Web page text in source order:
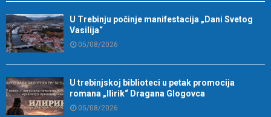
U Trebinju počinje manifestacija „Dani Svetog
Vasilija“
05/08/2026
U trebinjskoj biblioteci u petak promocija
romana „Ilirik“ Dragana Glogovca
05/08/2026